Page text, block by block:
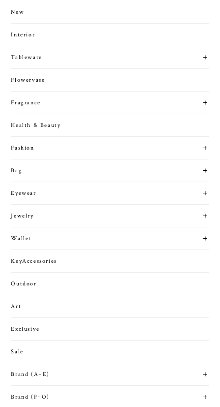
New
Interior
Tableware
Flowervase
Fragrance
Health & Beauty
Fashion
Bag
Eyewear
Jewelry
Wallet
KeyAccessories
Outdoor
Art
Exclusive
Sale
Brand (A~E)
Brand (F~O)